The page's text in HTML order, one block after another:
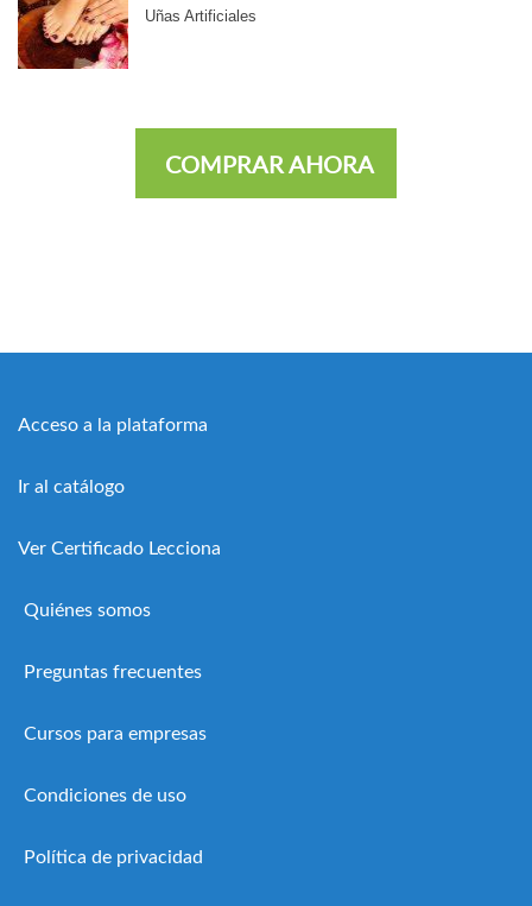
Uñas Artificiales
COMPRAR AHORA
Acceso a la plataforma
Ir al catálogo
Ver Certificado Lecciona
Quiénes somos
Preguntas frecuentes
Cursos para empresas
Condiciones de uso
Política de privacidad